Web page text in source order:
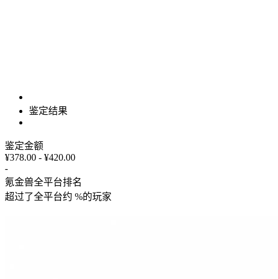
鉴定结果
鉴定金额
¥378.00 - ¥420.00
-
氪金兽全平台排名
超过了全平台约 %的玩家